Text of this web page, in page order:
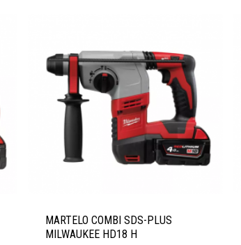
para fechar
MARTELO COMBI SDS-PLUS
MILWAUKEE HD18 H